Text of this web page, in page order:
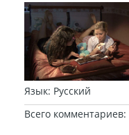
Язык: Русский
Всего комментариев: